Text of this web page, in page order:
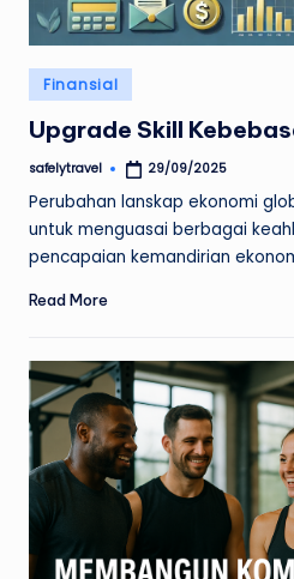
Posted
in
Finansial
Upgrade Skill
Posted
safelytravel 29/09/2025
Perubahan lanskap ekonomi
untuk menguasai berbagai
pencapaian kemandirian
Read More